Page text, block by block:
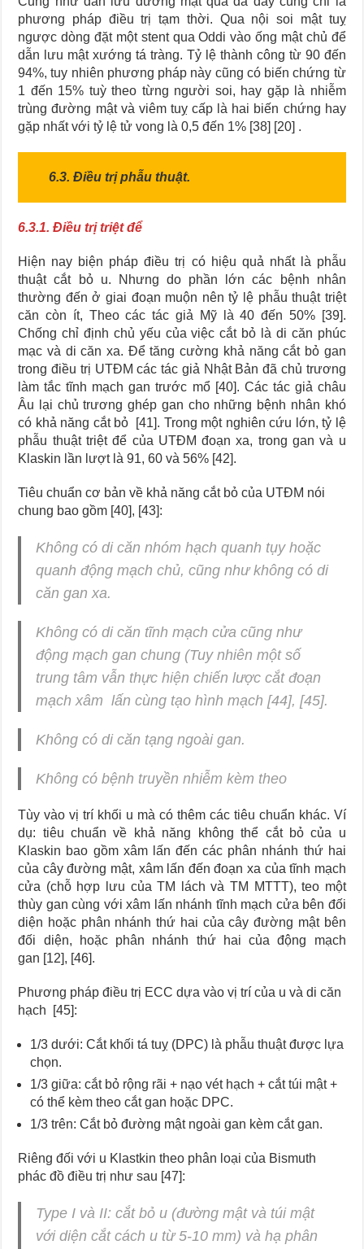
phương pháp điều trị tạm thời. Qua nội soi mật tuỵ
ngược dòng đặt một stent qua Oddi vào ống mật chủ để
dẫn lưu mật xướng tá tràng. Tỷ lệ thành công từ 90 đến
94%, tuy nhiên phương pháp này cũng có biến chứng từ
1 đến 15% tuỳ theo từng người soi, hay gặp là nhiễm
trùng đường mật và viêm tuỵ cấp là hai biến chứng hay
gặp nhất với tỷ lệ tử vong là 0,5 đến 1% [38] [20] .
6.3. Điều trị phẫu thuật.
6.3.1. Điều trị triệt để
Hiện nay biện pháp điều trị có hiệu quả nhất là phẫu
thuật cắt bỏ u. Nhưng do phần lớn các bệnh nhân
thường đến ở giai đoạn muộn nên tỷ lệ phẫu thuật triệt
căn còn ít, Theo các tác giả Mỹ là 40 đến 50% [39].
Chống chỉ định chủ yếu của việc cắt bỏ là di căn phúc
mạc và di căn xa. Để tăng cường khả năng cắt bỏ gan
trong điều trị UTĐM các tác giả Nhật Bản đã chủ trương
làm tắc tĩnh mạch gan trước mổ [40]. Các tác giả châu
Âu lại chủ trương ghép gan cho những bệnh nhân khó
có khả năng cắt bỏ [41]. Trong một nghiên cứu lớn, tỷ lệ
phẫu thuật triệt để của UTĐM đoạn xa, trong gan và u
Klaskin lần lượt là 91, 60 và 56% [42].
Tiêu chuẩn cơ bản về khả năng cắt bỏ của UTĐM nói
chung bao gồm [40], [43]:
Không có di căn nhóm hạch quanh tụy hoặc
quanh động mạch chủ, cũng như không có di
căn gan xa.
Không có di căn tĩnh mạch cửa cũng như
động mạch gan chung (Tuy nhiên một số
trung tâm vẫn thực hiện chiến lược cắt đoạn
mạch xâm lấn cùng tạo hình mạch [44], [45].
Không có di căn tạng ngoài gan.
Không có bệnh truyền nhiễm kèm theo
Tùy vào vị trí khối u mà có thêm các tiêu chuẩn khác. Ví
dụ: tiêu chuẩn về khả năng không thể cắt bỏ của u
Klaskin bao gồm xâm lấn đến các phân nhánh thứ hai
của cây đường mật, xâm lấn đến đoạn xa của tĩnh mạch
cửa (chỗ hợp lưu của TM lách và TM MTTT), teo một
thùy gan cùng với xâm lấn nhánh tĩnh mạch cửa bên đối
diện hoặc phân nhánh thứ hai của cây đường mật bên
đối diện, hoặc phân nhánh thứ hai của động mạch
gan [12], [46].
Phương pháp điều trị ECC dựa vào vị trí của u và di căn
hạch [45]:
1/3 dưới: Cắt khối tá tuỵ (DPC) là phẫu thuật được lựa
chọn.
1/3 giữa: cắt bỏ rộng rãi + nạo vét hạch + cắt túi mật +
có thể kèm theo cắt gan hoặc DPC.
1/3 trên: Cắt bỏ đường mật ngoài gan kèm cắt gan.
Riêng đối với u Klastkin theo phân loại của Bismuth
phác đồ điều trị như sau [47]:
Type I và II: cắt bỏ u (đường mật và túi mật
với diện cắt cách u từ 5-10 mm) và hạ phân